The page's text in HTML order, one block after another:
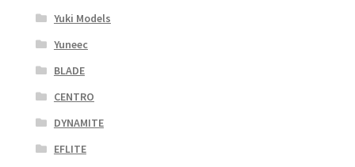
Yuki Models
Yuneec
BLADE
CENTRO
DYNAMITE
EFLITE